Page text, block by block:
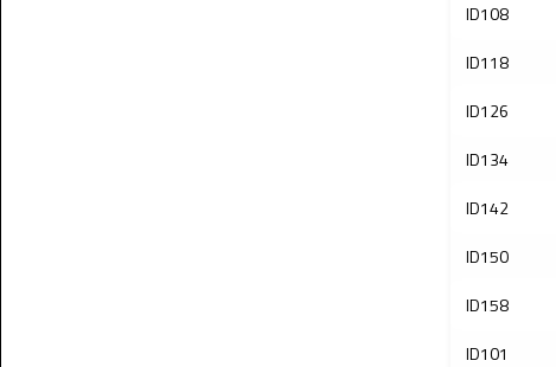
ID108
ID118
ID126
ID134
ID142
ID150
ID158
ID101